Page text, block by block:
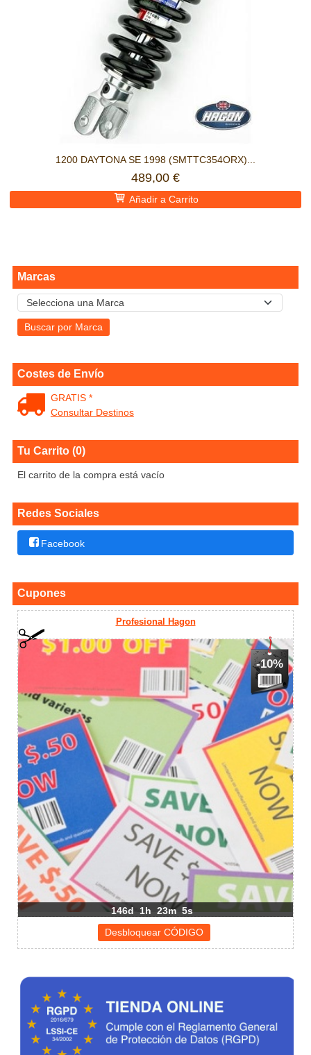
Marcas
Costes de Envío
GRATIS *
Consultar Destinos
Tu Carrito (0)
El carrito de la compra está vacío
Redes Sociales
Facebook
Cupones
Profesional Hagon
-10%
146d 1h 23m 5s
1200 DAYTONA SE 1998 (SMTTC354ORX)...
489,00 €
Añadir a Carrito